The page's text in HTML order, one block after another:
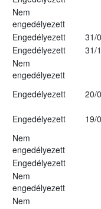
Nem
engedélyezett
Engedélyezett
31/
Engedélyezett
31/
Nem
engedélyezett
Engedélyezett
20/
Engedélyezett
19/
Nem
engedélyezett
Engedélyezett
Nem
engedélyezett
Nem